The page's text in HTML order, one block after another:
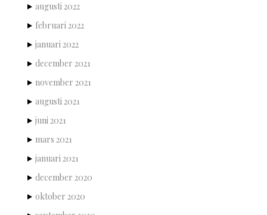
augusti 2022
februari 2022
januari 2022
december 2021
november 2021
augusti 2021
juni 2021
mars 2021
januari 2021
december 2020
oktober 2020